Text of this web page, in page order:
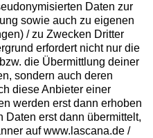
Daten zur
sowie auch zu eigenen
/ zu Zwecken Dritter
erfordert nicht nur die
die Übermittlung deiner
sondern auch deren
diese Anbieter einer
werden erst dann erhoben
Daten erst dann übermittelt,
auf www.lascana.de /